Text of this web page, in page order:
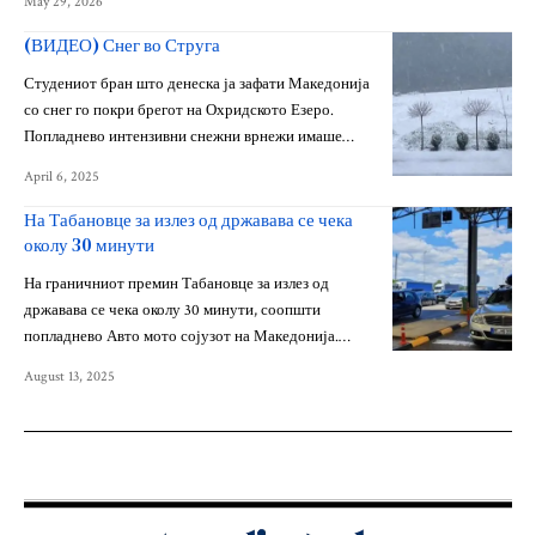
(ВИДЕО) Снег во Струга
Студениот бран што денеска ја зафати Македонија
со снег го покри брегот на Охридското Езеро.
Попладнево интензивни снежни врнежи имаше…
April 6, 2025
На Табановце за излез од државава се чека
околу 30 минути
На граничниот премин Табановце за излез од
државава се чека околу 30 минути, соопшти
попладнево Авто мото сојузот на Македонија.…
August 13, 2025